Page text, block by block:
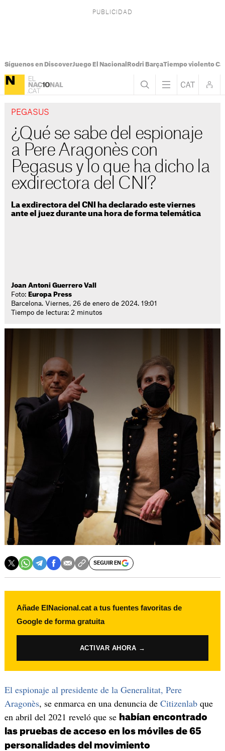
Síguenos en DiscoverJuego El Nacional Rodri BarçaTiempo violento
PEGASUS
¿Qué se sabe del espionaje
a Pere Aragonès con
Pegasus y lo que ha dicho la
exdirectora del CNI?
La exdirectora del CNI ha declarado este viernes
ante el juez durante una hora de forma telemática
Joan Antoni Guerrero Vall
Foto: Europa Press
Barcelona. Viernes, 26 de enero de 2024. 19:01
Tiempo de lectura: 2 minutos
SEGUIR EN
Añade ElNacional.cat a tus fuentes favoritas de
Google de forma gratuita
ACTIVAR AHORA →
El espionaje al presidente de la Generalitat, Pere
Aragonès, se enmarca en una denuncia de Citizenlabque
en abril del 2021 reveló que se habían encontrado
las pruebas de acceso en los móviles de 65
personalidades del movimiento